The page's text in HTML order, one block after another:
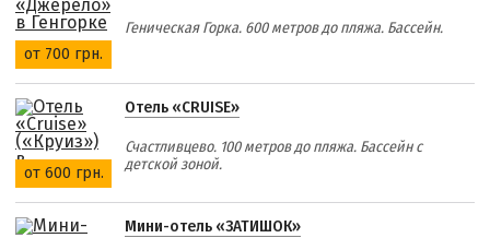
от 700 грн.
Геническая Горка. 600 метров до пляжа. Бассейн.
от 600 грн.
Отель «CRUISE»
Счастливцево. 100 метров до пляжа. Бассейн с
детской зоной.
Мини-отель «ЗАТИШОК»